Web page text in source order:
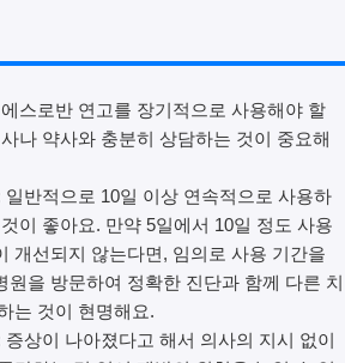
스로반 연고를 장기적으로 사용해야 할
나 약사와 충분히 상담하는 것이 중요해
일반적으로 10일 이상 연속적으로 사용하
이 좋아요. 만약 5일에서 10일 정도 사용
개선되지 않는다면, 임의로 사용 기간을
원을 방문하여 정확한 진단과 함께 다른 치
는 것이 현명해요.
증상이 나아졌다고 해서 의사의 지시 없이